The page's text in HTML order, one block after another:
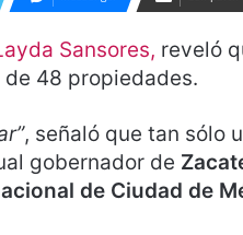
Sansores, reveló
48 propiedades.
, señaló que tan sólo
gobernador de
de Ciudad de